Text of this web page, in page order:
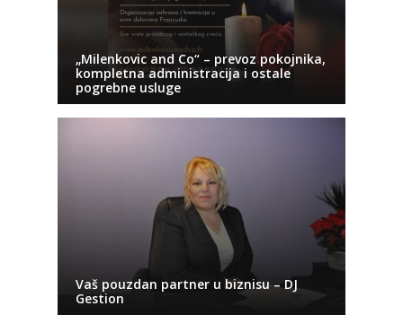
„Milenkovic and Co“ – prevoz pokojnika,
kompletna administracija i ostale
pogrebne usluge
Vaš pouzdan partner u biznisu – DJ
Gestion